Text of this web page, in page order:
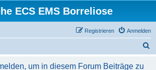
ECS EMS Borreliose
Anmelden
Registrieren
um in diesem Forum Beiträge zu